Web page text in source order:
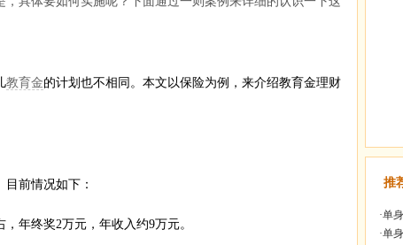
教育金的计划也不相同。本文以保险为例，来介绍教育金理财
前情况如下：
年终奖2万元，年收入约9万元。
推
·单
·单